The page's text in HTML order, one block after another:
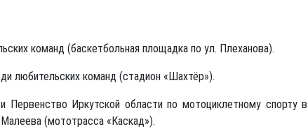
команд (баскетбольная площадка по ул. Плеханова).
любительских команд (стадион «Шахтёр»).
Первенство Иркутской области по мотоциклетному спорту в
(мототрасса «Каскад»).